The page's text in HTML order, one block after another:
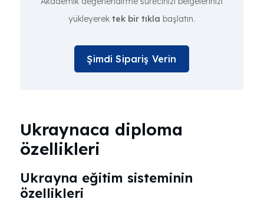
yükleyerek tek bir tıkla başlatın.
Şimdi Sipariş Verin
Ukraynaca diploma
özellikleri
Ukrayna eğitim sisteminin
özellikleri